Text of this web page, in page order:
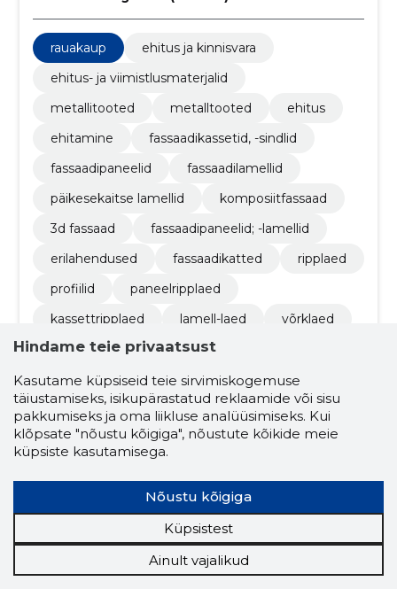
rauakaup
ehitus ja kinnisvara
ehitus- ja viimistlusmaterjalid
metallitooted
metalltooted
ehitus
ehitamine
fassaadikassetid, -sindlid
fassaadipaneelid
fassaadilamellid
päikesekaitse lamellid
komposiitfassaad
3d fassaad
fassaadipaneelid; -lamellid
erilahendused
fassaadikatted
ripplaed
profiilid
paneelripplaed
kassettripplaed
lamell-laed
võrklaed
erikonstruktsioonidega laed
termoprofiilid
tuulutuvad roovid
eriprofiilid
värvivalik
isikupärased
roostevaba teras
Hindame teie privaatsust
Kasutame küpsiseid teie sirvimiskogemuse
täiustamiseks, isikupärastatud reklaamide või sisu
pakkumiseks ja oma liikluse analüüsimiseks. Kui
klõpsate "nõustu kõigiga", nõustute kõikide meie
küpsiste kasutamisega.
Nõustu kõigiga
Küpsistest
Ainult vajalikud